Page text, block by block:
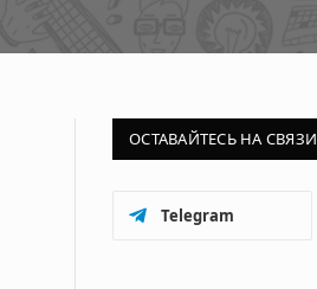
ОСТАВАЙТЕСЬ НА СВЯЗИ
Telegram